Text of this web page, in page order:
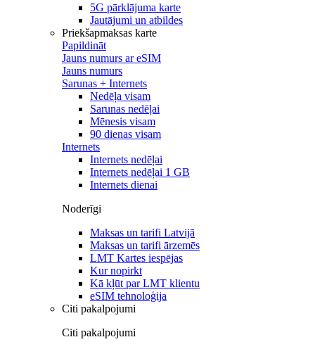
5G pārklājuma karte
Jautājumi un atbildes
Priekšapmaksas karte
Papildināt
Jauns numurs ar eSIM
Jauns numurs
Sarunas + Internets
Nedēļa visam
Sarunas nedēļai
Mēnesis visam
90 dienas visam
Internets
Internets nedēļai
Internets nedēļai 1 GB
Internets dienai
Noderīgi
Maksas un tarifi Latvijā
Maksas un tarifi ārzemēs
LMT Kartes iespējas
Kur nopirkt
Kā kļūt par LMT klientu
eSIM tehnoloģija
Citi pakalpojumi
Citi pakalpojumi